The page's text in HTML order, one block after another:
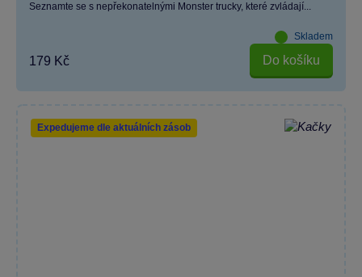
Seznamte se s nepřekonatelnými Monster trucky, které zvládají...
Skladem
179 Kč Do košíku
Expedujeme dle aktuálních zásob